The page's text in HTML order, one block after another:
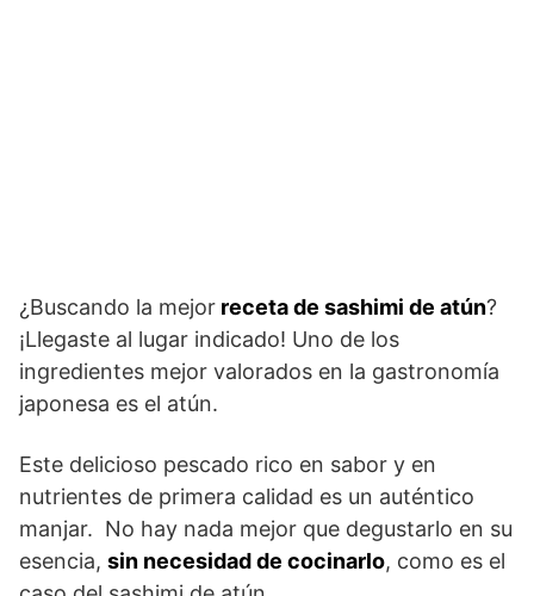
¿Buscando la mejor receta de sashimi de atún?
¡Llegaste al lugar indicado! Uno de los
ingredientes mejor valorados en la gastronomía
japonesa es el atún.
Este delicioso pescado rico en sabor y en
nutrientes de primera calidad es un auténtico
manjar. No hay nada mejor que degustarlo en su
esencia, sin necesidad de cocinarlo, como es el